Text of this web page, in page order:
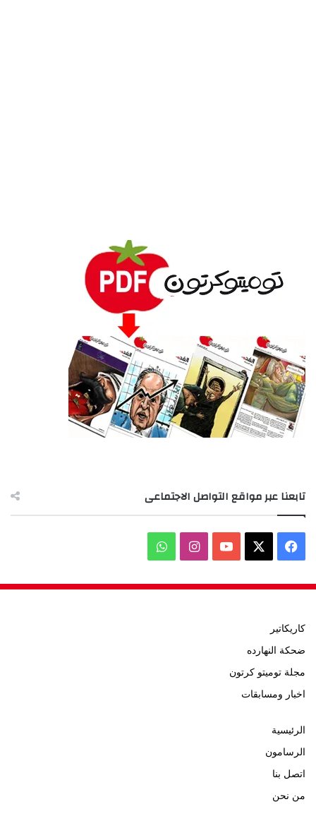
تابعنا عبر مواقع التواصل الاجتماعى
فيسبوك ‫YouTubeانستقرامواتساب
كاريكاتير
ضحكة النهارده
مجلة توميتو كرتون
اخبار ومسابقات
الرئيسية
الرسامون
اتصل بنا
من نحن